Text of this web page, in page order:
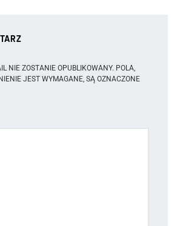
NIE ZOSTANIE OPUBLIKOWANY. POLA,
JEST WYMAGANE, SĄ OZNACZONE